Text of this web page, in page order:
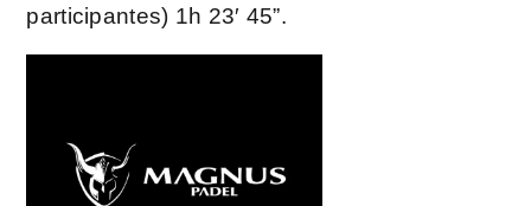
participantes) 1h 23′ 45”.